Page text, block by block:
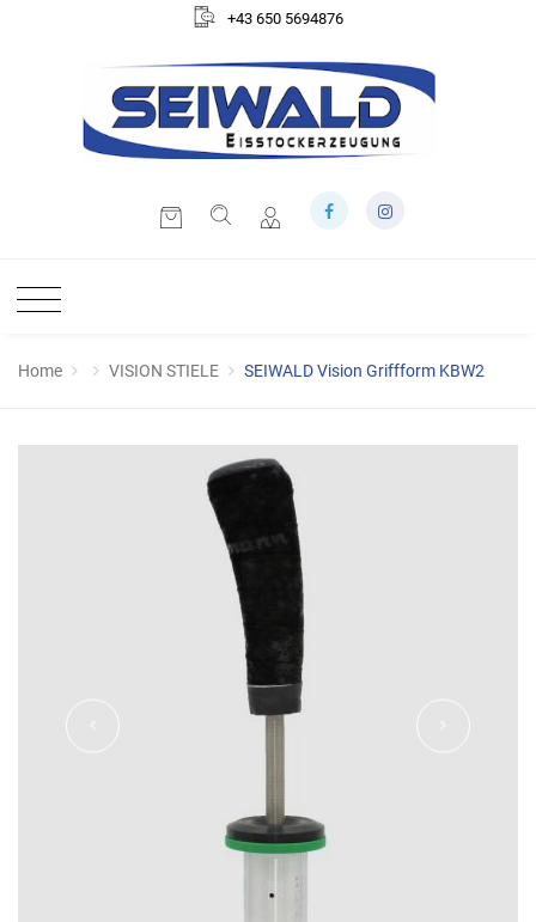
+43 650 5694876
Home VISION STIELE SEIWALD Vision Griffform KBW2